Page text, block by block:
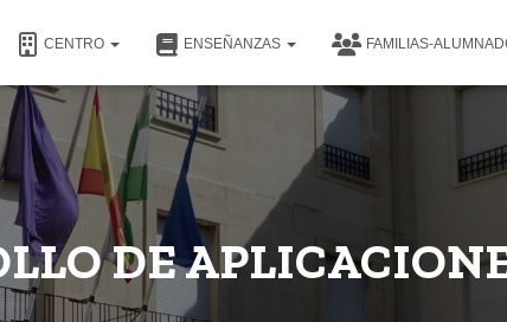
CENTRO ENSEÑANZAS FAMILIAS-
DE